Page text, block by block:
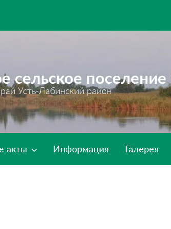
сельское поселение
Усть-Лабинский район
акты Информация Галерея